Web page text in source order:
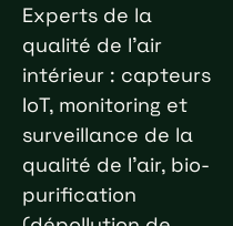
Experts de la
qualité de l'air
intérieur : capteurs
IoT, monitoring et
surveillance de la
qualité de l'air, bio-
purification